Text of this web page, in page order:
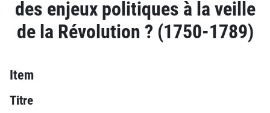
des enjeux politiques à la veille
de la Révolution ? (1750-1789)
Item
Titre